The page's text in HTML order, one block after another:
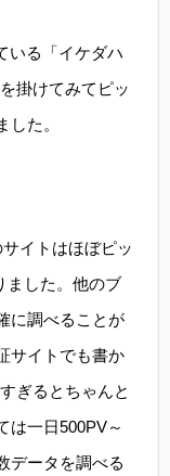
いる「イケダハ
掛けてみてピッ
た。
イトはほぼピッ
ました。他のブ
に調べることが
サイトでも書か
ぎるとちゃんと
は一日500PV～
データを調べる